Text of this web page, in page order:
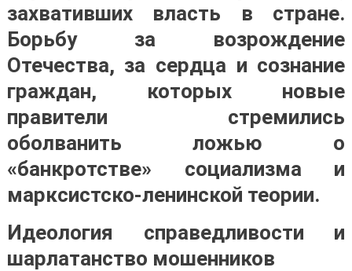
захвативших власть в стране.
Борьбу за возрождение
Отечества, за сердца и сознание
граждан, которых новые
правители стремились
оболванить ложью о
«банкротстве» социализма и
марксистско-ленинской теории.
Идеология справедливости и
шарлатанство мошенников